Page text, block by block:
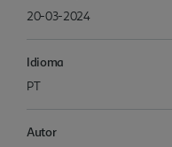
20-03-2024
Idioma
PT
Autor